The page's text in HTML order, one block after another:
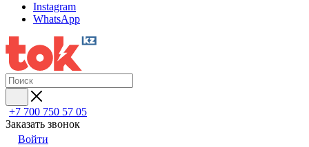
Instagram
WhatsApp
+7 700 750 57 05
Заказать звонок
Войти